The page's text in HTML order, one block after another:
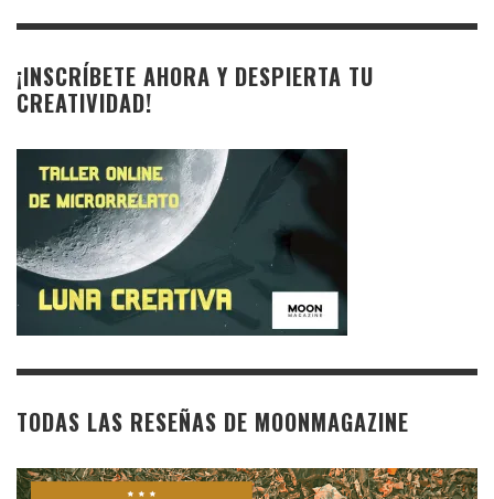
¡INSCRÍBETE AHORA Y DESPIERTA TU
CREATIVIDAD!
TODAS LAS RESEÑAS DE MOONMAGAZINE